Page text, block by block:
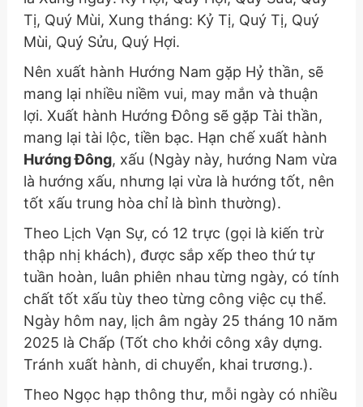
Tị, Quý Mùi, Xung tháng: Kỷ Tị, Quý Tị, Quý
Mùi, Quý Sửu, Quý Hợi.
Nên xuất hành Hướng Nam gặp Hỷ thần, sẽ
mang lại nhiều niềm vui, may mắn và thuận
lợi. Xuất hành Hướng Đông sẽ gặp Tài thần,
mang lại tài lộc, tiền bạc. Hạn chế xuất hành
Hướng Đông, xấu (Ngày này, hướng Nam vừa
là hướng xấu, nhưng lại vừa là hướng tốt, nên
tốt xấu trung hòa chỉ là bình thường).
Theo Lịch Vạn Sự, có 12 trực (gọi là kiến trừ
thập nhị khách), được sắp xếp theo thứ tự
tuần hoàn, luân phiên nhau từng ngày, có tính
chất tốt xấu tùy theo từng công việc cụ thể.
Ngày hôm nay, lịch âm ngày 25 tháng 10 năm
2025 là Chấp (Tốt cho khởi công xây dựng.
Tránh xuất hành, di chuyển, khai trương.).
Theo Ngọc hạp thông thư, mỗi ngày có nhiều